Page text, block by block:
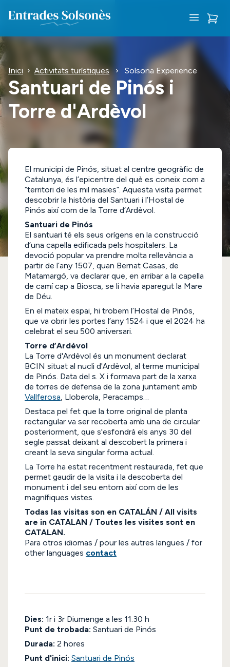
Inici › Activitats turístiques › Solsona Experience
Santuari de Pinós i
Torre d'Ardèvol
El municipi de Pinós, situat al centre geogràfic de
Catalunya, és l’epicentre del què es coneix com a
“territori de les mil masies”. Aquesta visita permet
descobrir la història del Santuari i l’Hostal de
Pinós així com de la Torre d’Ardèvol.
Santuari de Pinós
El santuari té els seus orígens en la construcció
d’una capella edificada pels hospitalers. La
devoció popular va prendre molta rellevància a
partir de l’any 1507, quan Bernat Casas, de
Matamargó, va declarar que, en arribar a la capella
de camí cap a Biosca, se li havia aparegut la Mare
de Déu.
En el mateix espai, hi trobem l’Hostal de Pinós,
que va obrir les portes l’any 1524 i que el 2024 ha
celebrat el seu 500 aniversari.
Torre d’Ardèvol
La Torre d'Ardèvol és un monument declarat
BCIN situat al nucli d'Ardèvol, al terme municipal
de Pinós. Data del s. X i formava part de la xarxa
de torres de defensa de la zona juntament amb
Vallferosa, Lloberola, Peracamps…
Destaca pel fet que la torre original de planta
rectangular va ser recoberta amb una de circular
posteriorment, que s'esfondrà els anys 30 del
segle passat deixant al descobert la primera i
creant la seva singular forma actual.
La Torre ha estat recentment restaurada, fet que
permet gaudir de la visita i la descoberta del
monument i del seu entorn així com de les
magnífiques vistes.
Todas las visitas son en CATALÁN / All visits
are in CATALAN / Toutes les visites sont en
CATALAN.
Para otros idiomas / pour les autres langues / for
other languages contact
Dies: 1r i 3r Diumenge a les 11.30 h
Punt de trobada: Santuari de Pinós
Durada: 2 hores
Punt d'inici: Santuari de Pinós